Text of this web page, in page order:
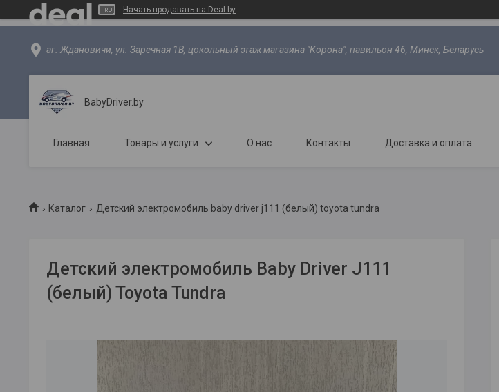
Начать продавать на Deal.by
аг. Ждановичи, ул. Заречная 1В, цокольный этаж магазина "Корона", павильон 46, Минск, Беларусь
BabyDriver.by
Главная Товары и услуги О нас Контакты Доставка и оплата
Каталог Детский электромобиль baby driver j111 (белый) toyota tundra
Детский электромобиль Baby Driver J111
(белый) Toyota Tundra